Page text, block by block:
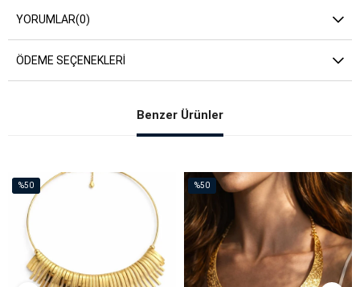
YORUMLAR(0)
ÖDEME SEÇENEKLERI
Benzer Ürünler
%50
İndirim
%50İndirim
%50
%50İndirim